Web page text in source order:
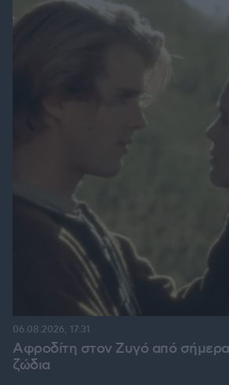
Αφροδίτη στον Ζυγό από
ζώδια
06.08.2026, 17:31